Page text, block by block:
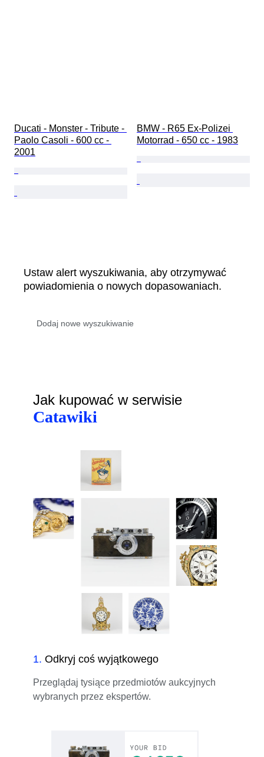
Ducati - Monster - Tribute -
Paolo Casoli - 600 cc -
2001
BMW - R65 Ex-Polizei
Motorrad - 650 cc - 1983
Ustaw alert wyszukiwania, aby otrzymywać
powiadomienia o nowych dopasowaniach.
Jak kupować w serwisie
Catawiki
1. Odkryj coś wyjątkowego
Przeglądaj tysiące przedmiotów aukcyjnych
wybranych przez ekspertów.